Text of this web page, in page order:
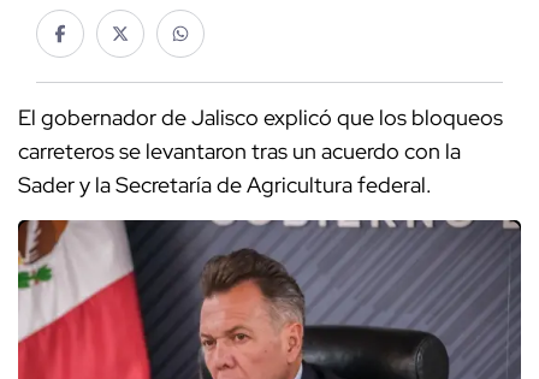
El gobernador de Jalisco explicó que los bloqueos
carreteros se levantaron tras un acuerdo con la
Sader y la Secretaría de Agricultura federal.